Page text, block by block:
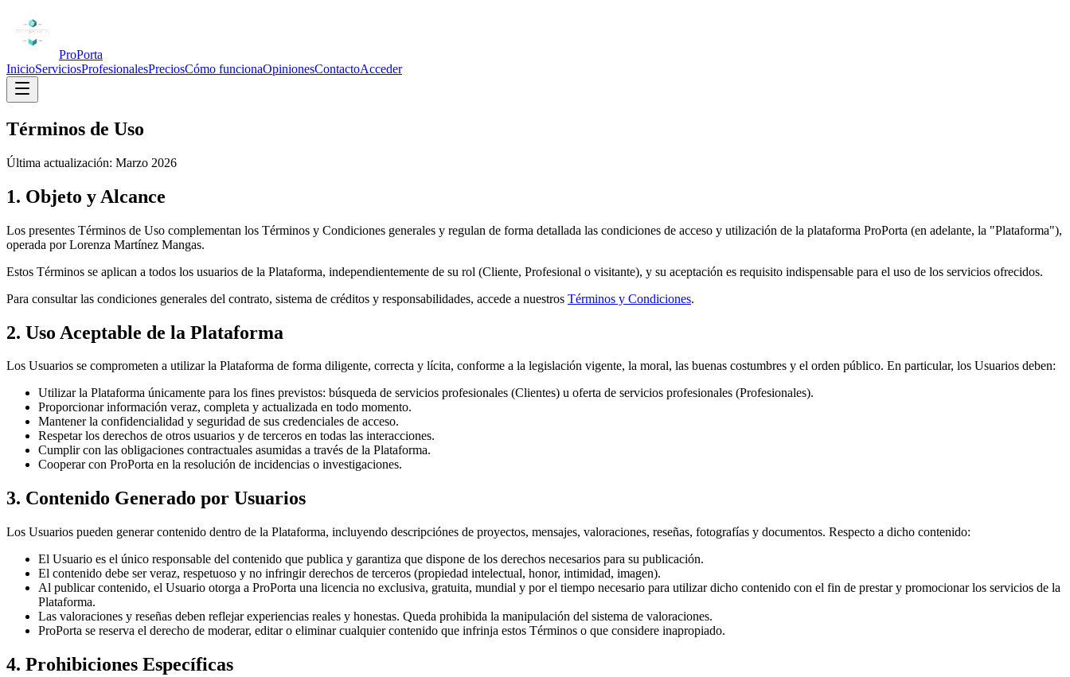
ProPorta
InicioServiciosProfesionalesPreciosCómo funcionaOpinionesContactoAcceder
Términos de Uso
Última actualización: Marzo 2026
1. Objeto y Alcance
Los presentes Términos de Uso complementan los Términos y Condiciones generales y regulan de forma detallada las condiciones de acceso y utilización de la plataforma ProPorta (en adelante, la "Plataforma"),
operada porLorenza Martínez Mangas.
Estos Términos se aplican a todos los usuarios de la Plataforma, independientemente de su rol (Cliente, Profesional o visitante), y su aceptación es requisito indispensable para el uso de los servicios ofrecidos.
Para consultar las condiciones generales del contrato, sistema de créditos y responsabilidades, accede a nuestros Términos y Condiciones.
2. Uso Aceptable de la Plataforma
Los Usuarios se comprometen a utilizar la Plataforma de forma diligente, correcta y lícita, conforme a la legislación vigente, la moral, las buenas costumbres y el orden público. En particular, los Usuarios deben:
Utilizar la Plataforma únicamente para los fines previstos: búsqueda de servicios profesionales (Clientes) u oferta de servicios profesionales (Profesionales).
Proporcionar información veraz, completa y actualizada en todo momento.
Mantener la confidencialidad y seguridad de sus credenciales de acceso.
Respetar los derechos de otros usuarios y de terceros en todas las interacciones.
Cumplir con las obligaciones contractuales asumidas a través de la Plataforma.
Cooperar con ProPorta en la resolución de incidencias o investigaciones.
3. Contenido Generado por Usuarios
Los Usuarios pueden generar contenido dentro de la Plataforma, incluyendo descripciónes de proyectos, mensajes, valoraciones, reseñas, fotografías y documentos. Respecto a dicho contenido:
El Usuario es el único responsable del contenido que publica y garantiza que dispone de los derechos necesarios para su publicación.
El contenido debe ser veraz, respetuoso y no infringir derechos de terceros (propiedad intelectual, honor, intimidad, imagen).
Al publicar contenido, el Usuario otorga a ProPorta una licencia no exclusiva, gratuita, mundial y por el tiempo necesario para utilizar dicho contenido con el fin de prestar y promocionar los servicios de la
Plataforma.
Las valoraciones y reseñas deben reflejar experiencias reales y honestas. Queda prohibida la manipulación del sistema de valoraciones.
ProPorta se reserva el derecho de moderar, editar o eliminar cualquier contenido que infrinja estos Términos o que considere inapropiado.
4. Prohibiciones Específicas